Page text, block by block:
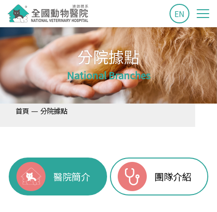
EN
分院據點
National Branches
首頁 — 分院據點
醫院簡介 團隊介紹